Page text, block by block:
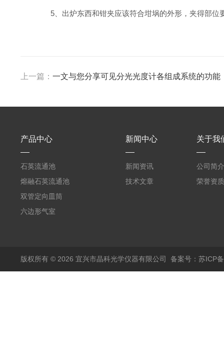
5、出炉东西和钳夹应该符合坩埚的外形，夹得部位
上一篇： 一文与您分享可见分光光度计各组成系统的功能
产品中心
石英流通池
熔融石英流通池
双管定向皿筒
六边形气室
新闻中心
新闻资讯
技术文章
关于我
公司简介
荣誉资质
版权所有 © 2026 宜兴市晶科光学仪器有限公司 备案号：苏ICP